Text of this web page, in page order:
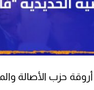
أروقة حزب الأصالة